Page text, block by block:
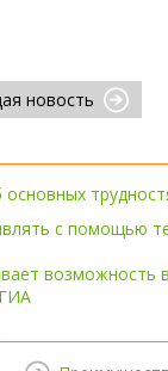
новость
с помощью
возможность